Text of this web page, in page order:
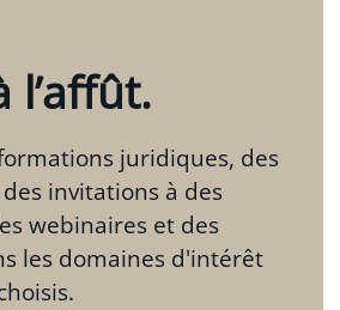
l’affût.
juridiques, des
invitations à des
webinaires et des
les domaines d'intérêt